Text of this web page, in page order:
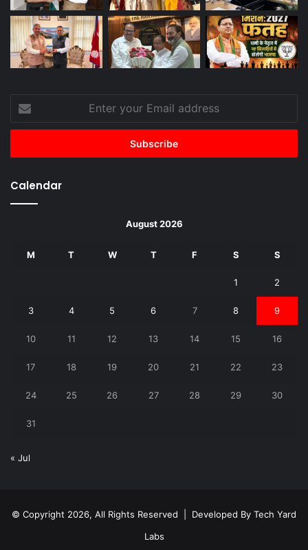
your
Email
Calendar
August 2026
M T W T F S S
1 2
3 4 5 6 7 8 9
10 11 12 13 14 15 16
17 18 19 20 21 22 23
24 25 26 27 28 29 30
31
« Jul
© Copyright 2026, All Rights Reserved | Developed By Tech Yard
Labs